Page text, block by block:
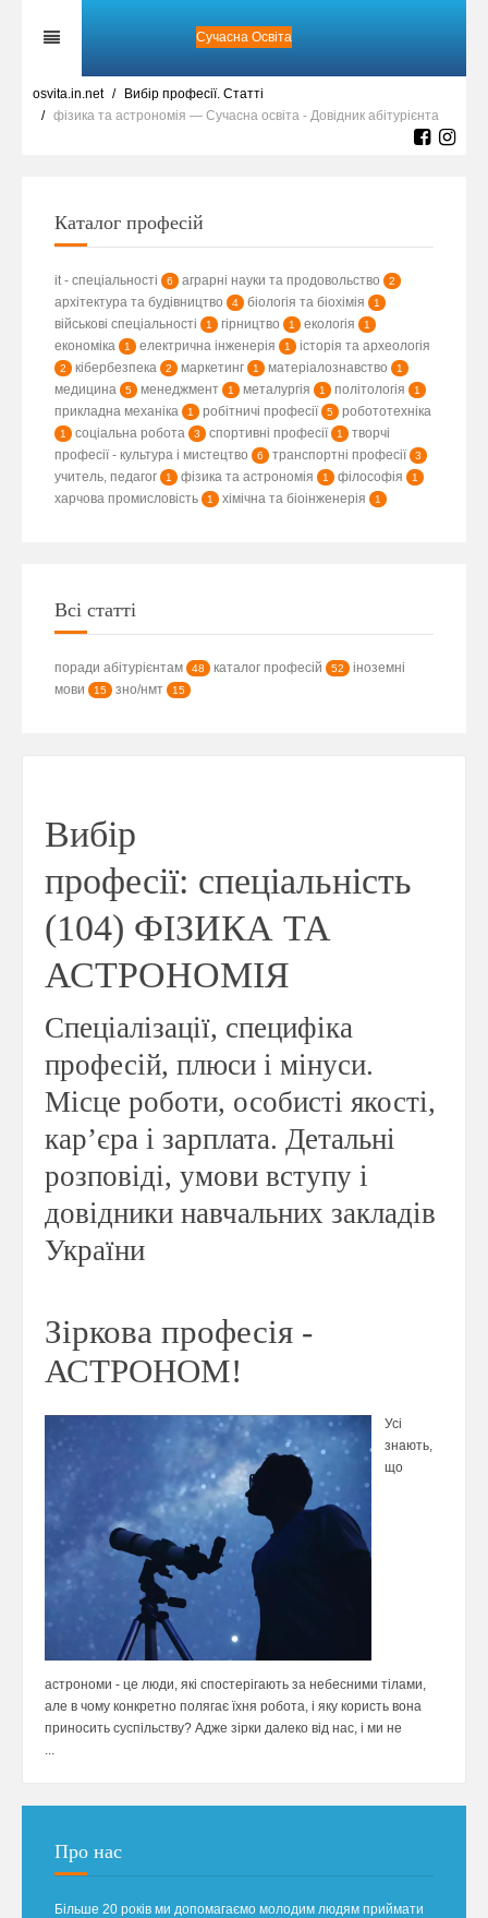
Сучасна Освіта
osvita.in.net
Вибір професії. Статті
фізика та астрономія — Сучасна освіта - Довідник абітурієнта
Каталог професій
it - спеціальності 6 аграрні науки та продовольство 2
архітектура та будівництво 4 біологія та біохімія 1
військові спеціальності 1 гірництво 1 екологія 1
економіка 1 електрична інженерія 1 історія та археологія
2 кібербезпека 2 маркетинг 1 матеріалознавство 1
медицина 5 менеджмент 1 металургія 1 політологія 1
прикладна механіка 1 робітничі професії 5 робототехніка
1 соціальна робота 3 спортивні професії 1
творчі
професії - культура і мистецтво
6 транспортні професії 3
учитель, педагог 1 фізика та астрономія 1 філософія 1
харчова промисловість 1 хімічна та біоінженерія 1
Всі статті
поради абітурієнтам 48 каталог професій 52
іноземні
мови
15 зно/нмт 15
Вибір
професії: спеціальність
(104) ФІЗИКА ТА
АСТРОНОМІЯ
Спеціалізації, специфіка
професій, плюси і мінуси.
Місце роботи, особисті якості,
кар’єра і зарплата. Детальні
розповіді, умови вступу і
довідники навчальних закладів
України
Зіркова професія -
АСТРОНОМ!
Усі
знають,
що
астрономи - це люди, які спостерігають за небесними тілами,
але в чому конкретно полягає їхня робота, і яку користь вона
приносить суспільству? Адже зірки далеко від нас, і ми не
...
Про нас
Більше 20 років ми допомагаємо молодим людям приймати